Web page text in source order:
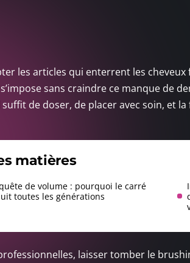
les articles qui enterrent les
sans craindre ce manque de
de doser, de placer avec soin, et
matières
de volume : pourquoi le carré
toutes les générations
laisser tomber le